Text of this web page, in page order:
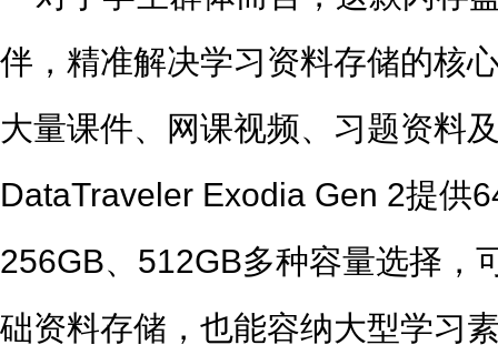
伴，精准解决学习资料存储的核
大量课件、网课视频、习题资料
DataTraveler Exodia Gen 2提供
256GB、512GB多种容量选择，
础资料存储，也能容纳大型学习